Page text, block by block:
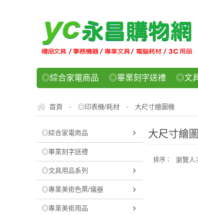
◎綜合家電商品 ◎畢業刻字送禮 ◎文
◎運動/休閒/樂器 ◎客製化禮贈品 ◎食
首頁 - ◎印表機/耗材 - 大尺寸繪圖機
◎綜合家電商品
◎畢業刻字送禮
◎文具用品系列
◎專業美術色票/儀器
◎專業美術用品
大尺寸繪
排序： 瀏覽人